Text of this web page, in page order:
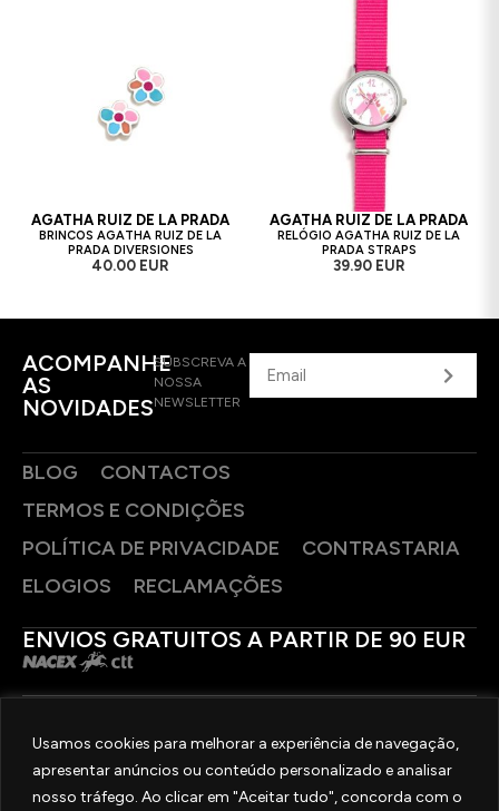
Usamos cookies para melhorar a experiência de navegação,
apresentar anúncios ou conteúdo personalizado e analisar
nosso tráfego. Ao clicar em "Aceitar tudo", concorda com o
AGATHA RUIZ DE LA PRADA
BRINCOS AGATHA RUIZ DE LA
PRADA DIVERSIONES
40.00 EUR
AGATHA RUIZ DE LA PRADA
RELÓGIO AGATHA RUIZ DE LA
PRADA STRAPS
39.90 EUR
ACOMPANHE
AS
NOVIDADES
SUBSCREVA A
NOSSA
NEWSLETTER
BLOG
CONTACTOS
TERMOS E CONDIÇÕES
POLÍTICA DE PRIVACIDADE
CONTRASTARIA
ELOGIOS
RECLAMAÇÕES
ENVIOS GRATUITOS A PARTIR DE 90 EUR
SIGA-NOS